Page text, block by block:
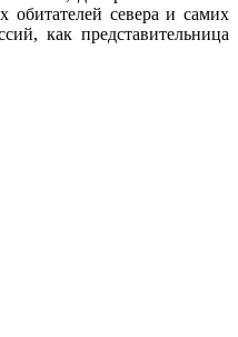
обитателей севера и самих
как представительница